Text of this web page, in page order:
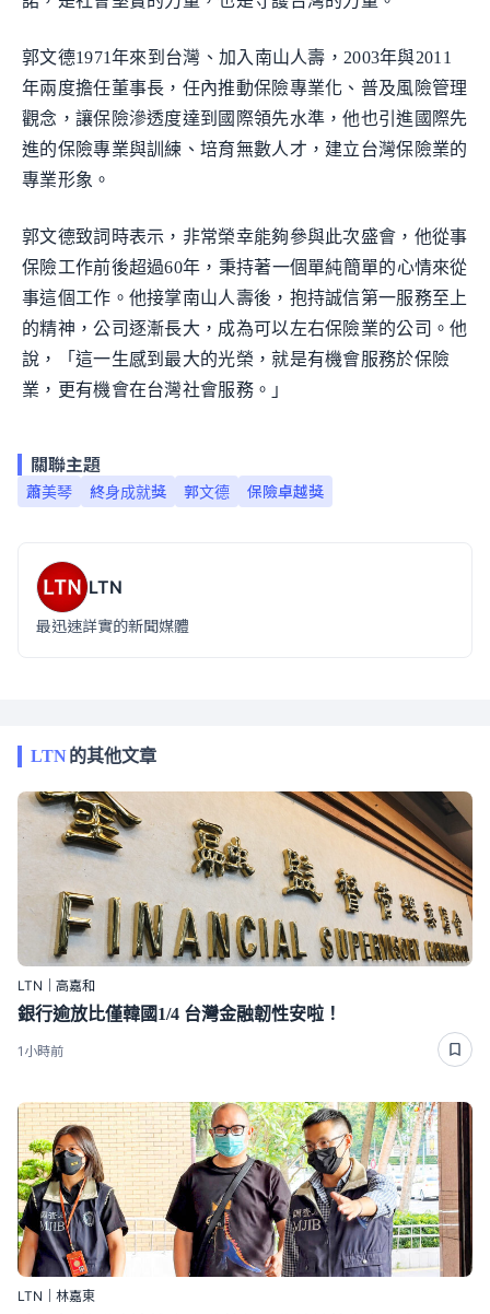
郭文德1971年來到台灣、加入南山人壽，2003年與2011
年兩度擔任董事長，任內推動保險專業化、普及風險管理
觀念，讓保險滲透度達到國際領先水準，他也引進國際先
進的保險專業與訓練、培育無數人才，建立台灣保險業的
專業形象。
郭文德致詞時表示，非常榮幸能夠參與此次盛會，他從事
保險工作前後超過60年，秉持著一個單純簡單的心情來從
事這個工作。他接掌南山人壽後，抱持誠信第一服務至上
的精神，公司逐漸長大，成為可以左右保險業的公司。他
說，「這一生感到最大的光榮，就是有機會服務於保險
業，更有機會在台灣社會服務。」
關聯主題
蕭美琴 終身成就獎 郭文德 保險卓越獎
LTN
最迅速詳實的新聞媒體
LTN的其他文章
LTN｜高嘉和
銀行逾放比僅韓國1/4 台灣金融韌性安啦！
1小時前
LTN｜林嘉東